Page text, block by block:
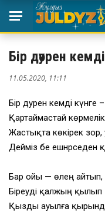
Бір дәурен
11.05.2020, 11:11
Бір дәурен кемді
Қартаймастай
Жастықта көкірек
Дейміз бе ешнәрседен
Бар ойы — өлең айтып,
Біреуді қалжың қылып
Қызды ауылға